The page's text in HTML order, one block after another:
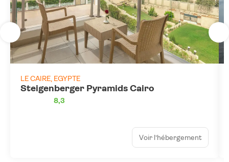
LE CAIRE, EGYPTE
Steigenberger Pyramids Cairo
8,3
Voir l’hébergement